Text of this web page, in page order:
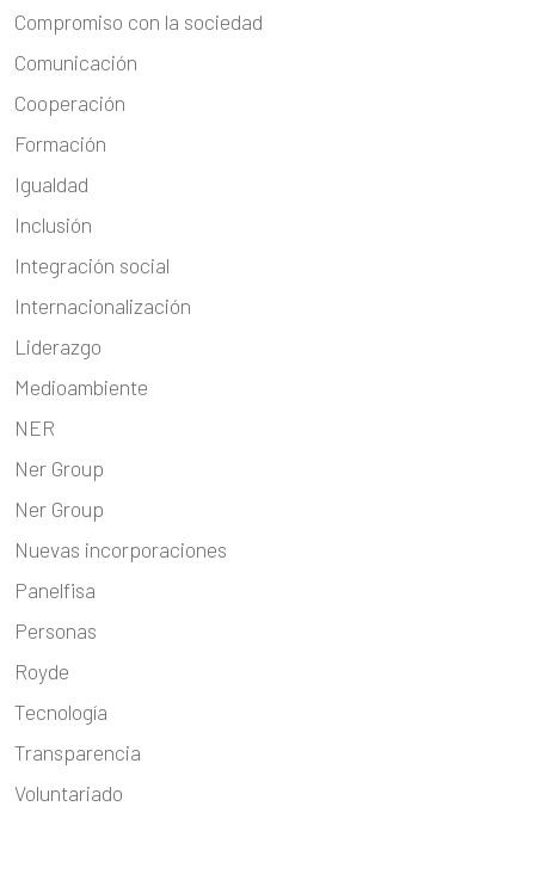
Compromiso con la sociedad
Comunicación
Cooperación
Formación
Igualdad
Inclusión
Integración social
Internacionalización
Liderazgo
Medioambiente
NER
Ner Group
Ner Group
Nuevas incorporaciones
Panelfisa
Personas
Royde
Tecnología
Transparencia
Voluntariado